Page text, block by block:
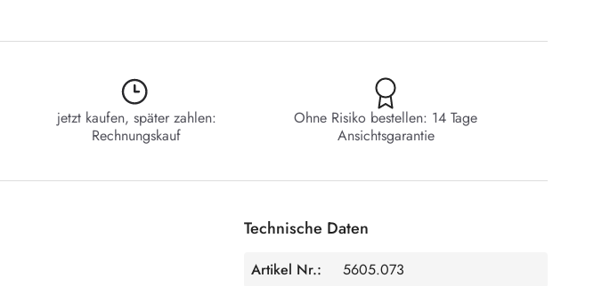
jetzt kaufen, später zahlen:
Rechnungskauf
Ohne Risiko bestellen: 14 Tage
Ansichtsgarantie
Technische Daten
Artikel Nr.:
5605.073